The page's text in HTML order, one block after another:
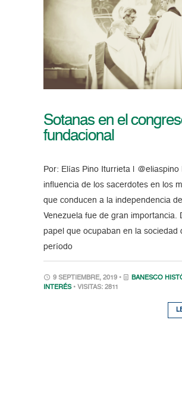
Sotanas en el
fundacional
Por: Elías Pino Iturrieta | @eliaspino
influencia de los sacerdotes en los
que conducen a la independencia de
Venezuela fue de gran importancia.
papel que ocupaban en la sociedad
período
9 SEPTIEMBRE, 2019 • BANESCO
INTERÉS • VISITAS: 2811